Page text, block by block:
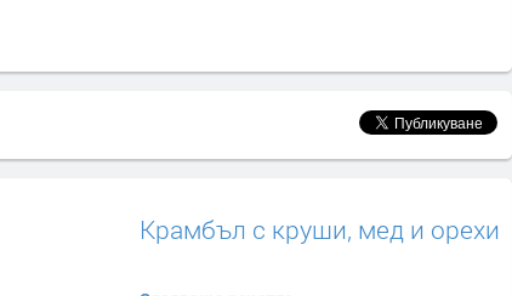
Крамбъл с круши, мед и орехи